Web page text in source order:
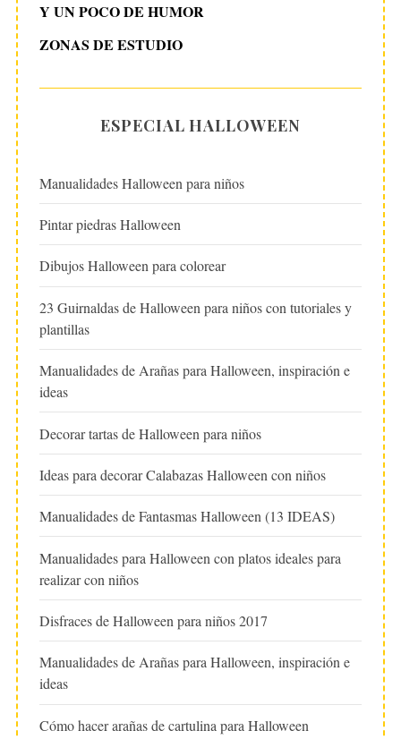
Y UN POCO DE HUMOR
ZONAS DE ESTUDIO
ESPECIAL HALLOWEEN
Manualidades Halloween para niños
Pintar piedras Halloween
Dibujos Halloween para colorear
23 Guirnaldas de Halloween para niños con tutoriales y
plantillas
Manualidades de Arañas para Halloween, inspiración e
ideas
Decorar tartas de Halloween para niños
Ideas para decorar Calabazas Halloween con niños
Manualidades de Fantasmas Halloween (13 IDEAS)
Manualidades para Halloween con platos ideales para
realizar con niños
Disfraces de Halloween para niños 2017
Manualidades de Arañas para Halloween, inspiración e
ideas
Cómo hacer arañas de cartulina para Halloween